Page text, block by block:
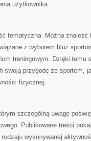
użytkownika.
tematyczna. Można
z wyborem bluz
treningowym. Dzięki temu
swoją przygodę ze sportem,
fizycznej.
szczególną uwagę
Publikowane treści
wykonywanej